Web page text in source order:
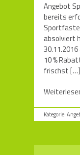
Angebot
bereits
absolviert
10 %
frischst[…]
Kategorie: